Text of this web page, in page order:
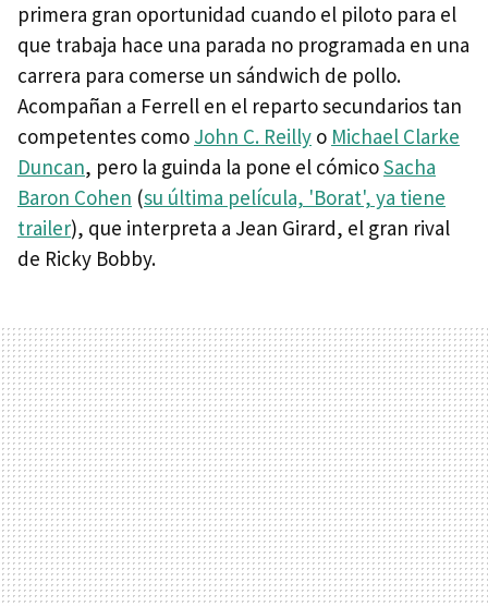
primera gran oportunidad cuando el piloto para el
que trabaja hace una parada no programada en una
carrera para comerse un sándwich de pollo.
Acompañan a Ferrell en el reparto secundarios tan
competentes como John C. Reilly o Michael Clarke
Duncan, pero la guinda la pone el cómicoSacha
Baron Cohen (su última película, 'Borat', ya tiene
trailer), que interpreta a Jean Girard, el gran rival
de Ricky Bobby.